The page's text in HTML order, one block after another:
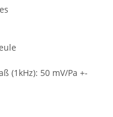
(1kHz): 50 mV/Pa +-